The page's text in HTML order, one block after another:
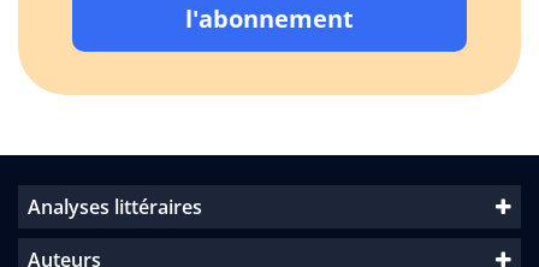
l'abonnement
Analyses littéraires
Auteurs